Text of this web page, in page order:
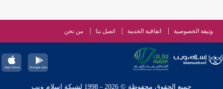
وثيقة الخصوصية اتفاقية الخدمة اتصل بنا من نحن
جميع الحقوق محفوظة © 2026 - 1998 لشبكة إسلام ويب